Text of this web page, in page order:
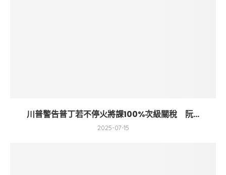
川普警告普丁若不停火將課100%次級關稅 阮...
2025-07-15